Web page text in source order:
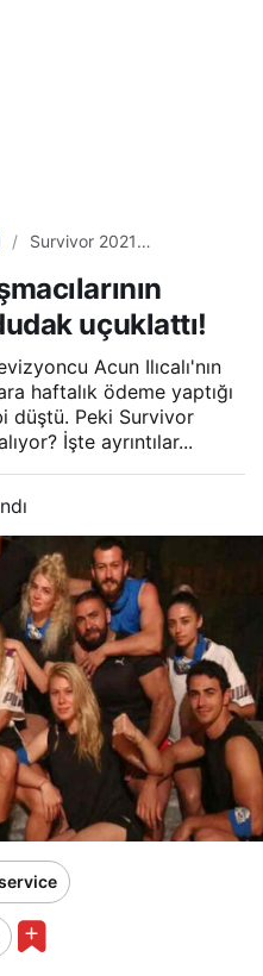
Survivor 2021
paralar dudak uçuklattı!
uçuklattı!
Acun Ilıcalı'nın
haftalık ödeme yaptığı
düştü. Peki Survivor
İşte ayrıntılar...